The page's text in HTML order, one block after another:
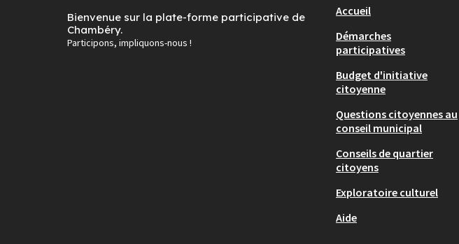
Bienvenue sur la plate-forme participative de
Chambéry.
Participons, impliquons-nous !
Accueil
Démarches
participatives
Budget d'initiative
citoyenne
Questions citoyennes au
conseil municipal
Conseils de quartier
citoyens
Exploratoire culturel
Aide